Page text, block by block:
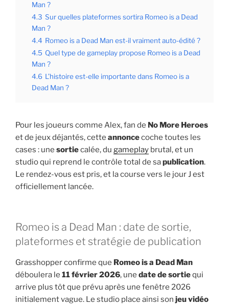
Man ?
4.3 Sur quelles plateformes sortira Romeo is a Dead
Man ?
4.4 Romeo is a Dead Man est-il vraiment auto-édité ?
4.5 Quel type de gameplay propose Romeo is a Dead
Man ?
4.6 L’histoire est-elle importante dans Romeo is a
Dead Man ?
Pour les joueurs comme Alex, fan de No More Heroes
et de jeux déjantés, cette annoncecoche toutes les
cases : une sortiecalée, du gameplay brutal, et un
studio qui reprend le contrôle total de sapublication.
Le rendez-vous est pris, et la course vers le jour J est
officiellement lancée.
Romeo is a Dead Man : date de sortie,
plateformes et stratégie de publication
Grasshopper confirme que Romeo is a Dead Man
déboulera le 11 février 2026, une date de sortiequi
arrive plus tôt que prévu après une fenêtre 2026
initialement vague. Le studio place ainsi son jeu vidéo